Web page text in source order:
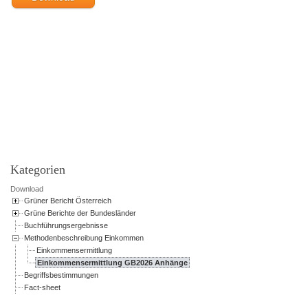
Kategorien
Download
Grüner Bericht Österreich
Grüne Berichte der Bundesländer
Buchführungsergebnisse
Methodenbeschreibung Einkommen
Einkommensermittlung
Einkommensermittlung GB2026 Anhänge
Begriffsbestimmungen
Fact-sheet